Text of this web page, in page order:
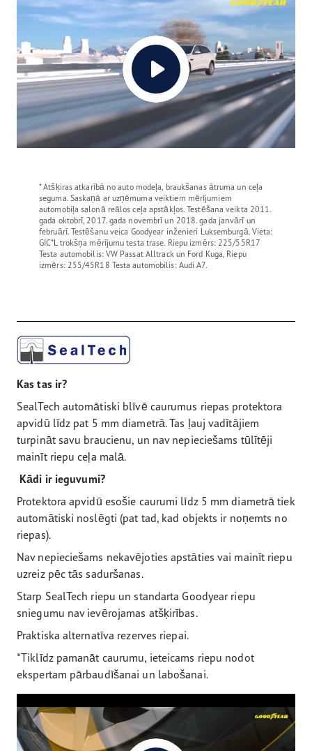
* Atšķiras atkarībā no auto modeļa, braukšanas ātruma un ceļa
seguma. Saskaņā ar uzņēmuma veiktiem mērījumiem
automobiļa salonā reālos ceļa apstākļos. Testēšana veikta 2011.
gada oktobrī, 2017. gada novembrī un 2018. gada janvārī un
februārī. Testēšanu veica Goodyear inženieri Luksemburgā. Vieta:
GIC*L trokšņa mērījumu testa trase. Riepu izmērs: 225/55R17
Testa automobilis: VW Passat Alltrack un Ford Kuga, Riepu
izmērs: 255/45R18 Testa automobilis: Audi A7.
Kas tas ir?
SealTech automātiski blīvē caurumus riepas protektora
apvidū līdz pat 5 mm diametrā. Tas ļauj vadītājiem
turpināt savu braucienu, un nav nepieciešams tūlītēji
mainīt riepu ceļa malā.
Kādi ir ieguvumi?
Protektora apvidū esošie caurumi līdz 5 mm diametrā tiek
automātiski noslēgti (pat tad, kad objekts ir noņemts no
riepas).
Nav nepieciešams nekavējoties apstāties vai mainīt riepu
uzreiz pēc tās saduršanas.
Starp SealTech riepu un standarta Goodyear riepu
sniegumu nav ievērojamas atšķirības.
Praktiska alternatīva rezerves riepai.
*Tiklīdz pamanāt caurumu, ieteicams riepu nodot
ekspertam pārbaudīšanai un labošanai.